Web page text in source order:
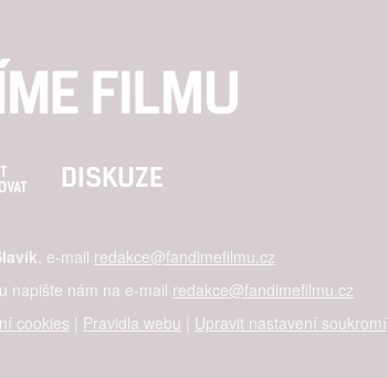
DISKUZE
, e-mail redakce@fandimefilmu.cz
napište nám na e-mail redakce@fandimefilmu.cz
cookies | Pravidla webu | Upravit nastavení soukromí
a zjišťování podvodů a odstraňování chyb,